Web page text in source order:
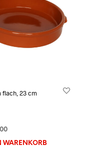
flach, 23 cm
WARENKORB